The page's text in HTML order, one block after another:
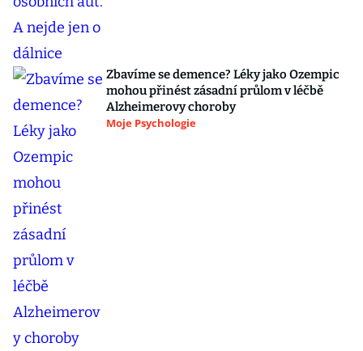
Zbavíme se demence? Léky jako Ozempic
mohou přinést zásadní průlom v léčbě
Alzheimerovy choroby
Moje Psychologie